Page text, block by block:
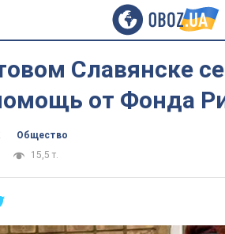
Славянске
от Фонда
Общество
15,5 т.